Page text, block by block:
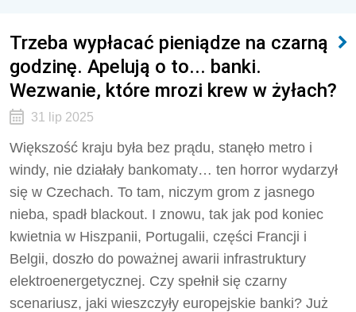
Trzeba wypłacać pieniądze na czarną
godzinę. Apelują o to... banki.
Wezwanie, które mrozi krew w żyłach?
31 lip 2025
Większość kraju była bez prądu, stanęło metro i
windy, nie działały bankomaty… ten horror wydarzył
się w Czechach. To tam, niczym grom z jasnego
nieba, spadł blackout. I znowu, tak jak pod koniec
kwietnia w Hiszpanii, Portugalii, części Francji i
Belgii, doszło do poważnej awarii infrastruktury
elektroenergetycznej. Czy spełnił się czarny
scenariusz, jaki wieszczyły europejskie banki? Już